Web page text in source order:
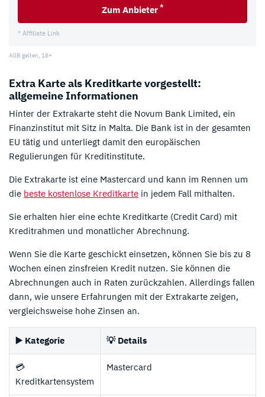
Zum Anbieter *
* Affiliate Link
AGB gelten, 18+
Extra Karte als Kreditkarte vorgestellt:
allgemeine Informationen
Hinter der Extrakarte steht die Novum Bank Limited, ein
Finanzinstitut mit Sitz in Malta. Die Bank ist in der gesamten
EU tätig und unterliegt damit den europäischen
Regulierungen für Kreditinstitute.
Die Extrakarte ist eine Mastercard und kann im Rennen um
die beste kostenlose Kreditkarte in jedem Fall mithalten.
Sie erhalten hier eine echte Kreditkarte (Credit Card) mit
Kreditrahmen und monatlicher Abrechnung.
Wenn Sie die Karte geschickt einsetzen, können Sie bis zu 8
Wochen einen zinsfreien Kredit nutzen. Sie können die
Abrechnungen auch in Raten zurückzahlen. Allerdings fallen
dann, wie unsere Erfahrungen mit der Extrakarte zeigen,
vergleichsweise hohe Zinsen an.
▶️ Kategorie 💡 Details
💳
Kreditkartensystem
Mastercard